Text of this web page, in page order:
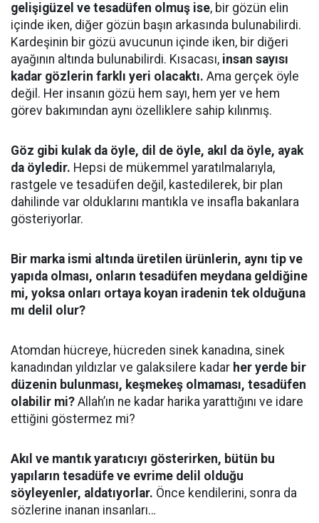
gelişigüzel ve tesadüfen olmuş ise, bir gözün elin
içinde iken, diğer gözün başın arkasında bulunabilirdi.
Kardeşinin bir gözü avucunun içinde iken, bir diğeri
ayağının altında bulunabilirdi. Kısacası, insan sayısı
kadar gözlerin farklı yeri olacaktı. Ama gerçek öyle
değil. Her insanın gözü hem sayı, hem yer ve hem
görev bakımından aynı özelliklere sahip kılınmış.
Göz gibi kulak da öyle, dil de öyle, akıl da öyle, ayak
da öyledir. Hepsi de mükemmel yaratılmalarıyla,
rastgele ve tesadüfen değil, kastedilerek, bir plan
dahilinde var olduklarını mantıkla ve insafla bakanlara
gösteriyorlar.
Bir marka ismi altında üretilen ürünlerin, aynı tip ve
yapıda olması, onların tesadüfen meydana geldiğine
mi, yoksa onları ortaya koyan iradenin tek olduğuna
mı delil olur?
Atomdan hücreye, hücreden sinek kanadına, sinek
kanadından yıldızlar ve galaksilere kadar her yerde bir
düzenin bulunması, keşmekeş olmaması, tesadüfen
olabilir mi? Allah’ın ne kadar harika yarattığını ve idare
ettiğini göstermez mi?
Akıl ve mantık yaratıcıyı gösterirken, bütün bu
yapıların tesadüfe ve evrime delil olduğu
söyleyenler, aldatıyorlar. Önce kendilerini, sonra da
sözlerine inanan insanları…